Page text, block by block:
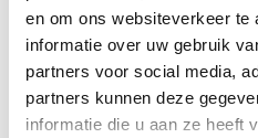
en om ons websiteverkeer te
informatie over uw gebruik
partners voor social media,
partners kunnen deze
informatie die u aan ze heeft
Firma
Straat
nr.